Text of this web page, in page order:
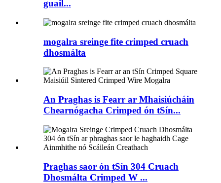
guail...
mogalra sreinge fite crimped cruach
dhosmálta
An Praghas is Fearr ar Mhaisiúcháin
Chearnógacha Crimped ón tSín...
Praghas saor ón tSín 304 Cruach
Dhosmálta Crimped W ...